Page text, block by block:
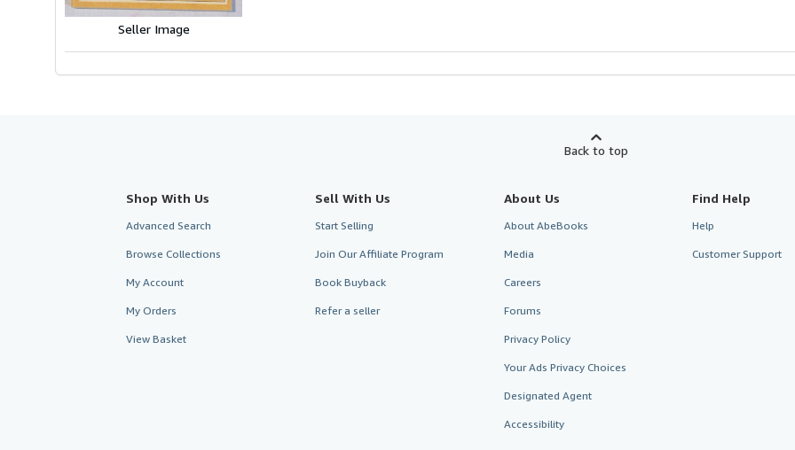
Seller Image
Back to top
Shop With Us
Advanced Search
Browse Collections
My Account
My Orders
View Basket
Sell With Us
Start Selling
Join Our Affiliate Program
Book Buyback
Refer a seller
About Us
About AbeBooks
Media
Careers
Forums
Privacy Policy
Your Ads Privacy Choices
Designated Agent
Accessibility
Find Help
Help
Customer Support